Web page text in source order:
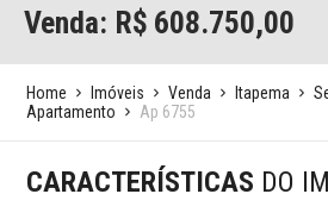
Venda: R$ 608.750,00
Home Imóveis Venda Itapema
Apartamento
Ap 6755
CARACTERÍSTICAS DO